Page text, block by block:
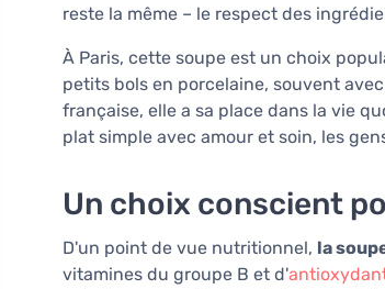
reste la même – le respect des
À Paris, cette soupe est un choix
petits bols en porcelaine, souvent
française, elle a sa place dans la vie
plat simple avec amour et soin, les
Un choix conscient
D'un point de vue nutritionnel, la
vitamines du groupe B et d'